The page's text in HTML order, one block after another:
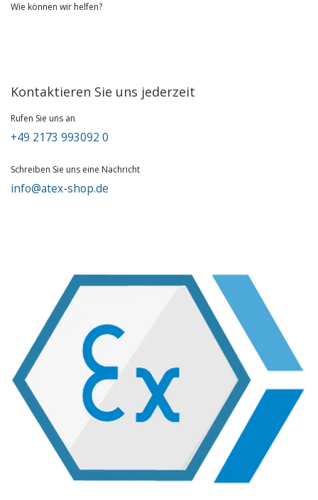
Wie können wir helfen?
Kontaktieren Sie uns jederzeit
Rufen Sie uns an
+49 2173 993092 0
Schreiben Sie uns eine Nachricht
info@atex-shop.de